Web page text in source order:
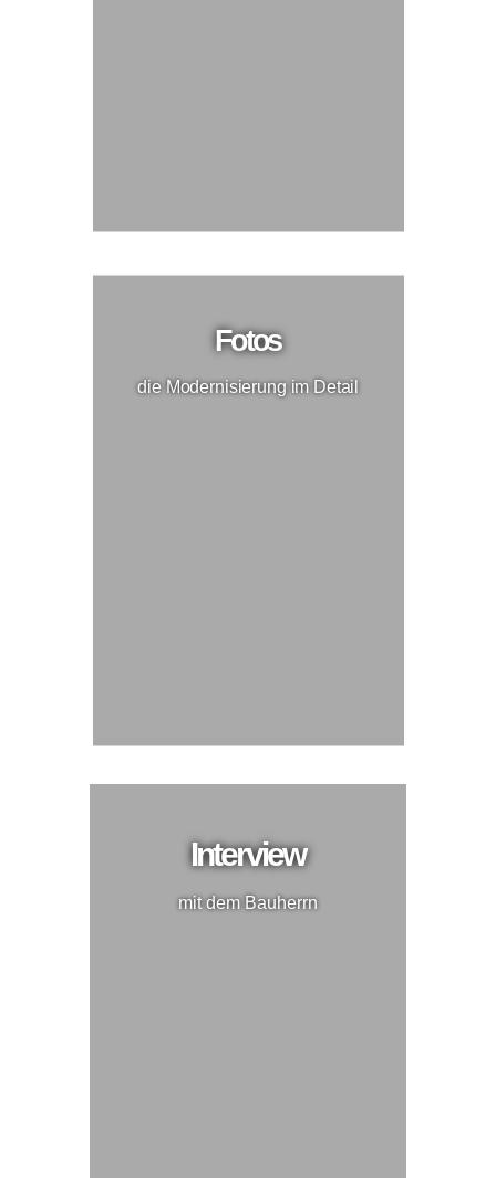
Fotos
die Modernisierung im Detail
Interview
mit dem Bauherrn